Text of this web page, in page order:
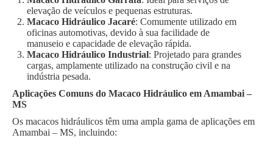
elevação de veículos e pequenas estruturas.
Macaco Hidráulico Jacaré: Comumente utilizado em
oficinas automotivas, devido à sua facilidade de
manuseio e capacidade de elevação rápida.
Macaco Hidráulico Industrial: Projetado para grandes
cargas, amplamente utilizado na construção civil e na
indústria pesada.
Aplicações Comuns do Macaco Hidráulico em Amambai –
MS
Os macacos hidráulicos têm uma ampla gama de aplicações em
Amambai – MS, incluindo: